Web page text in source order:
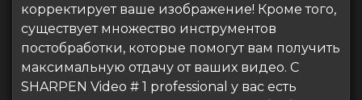
корректирует ваше изображение! Кроме того,
существует множество инструментов
постобработки, которые помогут вам получить
максимальную отдачу от ваших видео. С
SHARPEN Video # 1 professional у вас есть